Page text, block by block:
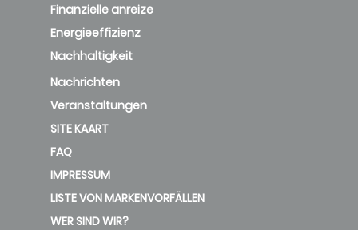
Finanzielle anreize
Energieeffizienz
Nachhaltigkeit
Nachrichten
Veranstaltungen
SITE KAART
FAQ
IMPRESSUM
LISTE VON MARKENVORFÄLLEN
WER SIND WIR?